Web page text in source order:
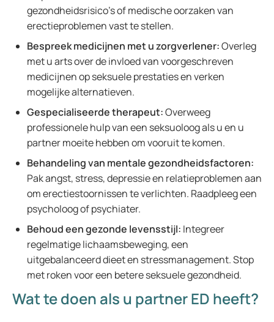
gezondheidsrisico's of medische oorzaken van
erectieproblemen vast te stellen.
Bespreek medicijnen met u zorgverlener:Overleg
met u arts over de invloed van voorgeschreven
medicijnen op seksuele prestaties en verken
mogelijke alternatieven.
Gespecialiseerde therapeut:Overweeg
professionele hulp van een seksuoloog als u en u
partner moeite hebben om vooruit te komen.
Behandeling van mentale gezondheidsfactoren:
Pak angst, stress, depressie en relatieproblemen aan
om erectiestoornissen te verlichten. Raadpleeg een
psycholoog of psychiater.
Behoud een gezonde levensstijl: Integreer
regelmatige lichaamsbeweging, een
uitgebalanceerd dieet en stressmanagement. Stop
met roken voor een betere seksuele gezondheid.
Wat te doen als u partner ED heeft?